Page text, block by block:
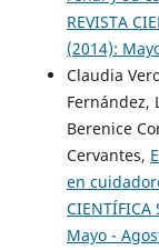
REVISTA
(2014):
Claudia
Fernández,
Berenice
Cervantes,
en
CIENTÍFICA
Mayo -